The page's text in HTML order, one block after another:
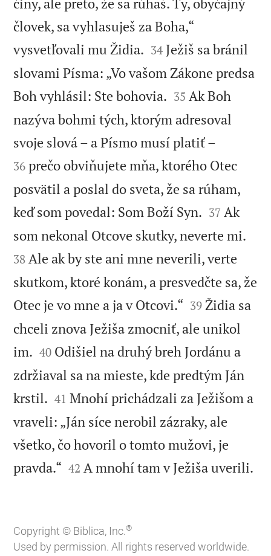
človek, sa vyhlasuješ za Boha,“
vysvetľovali mu Židia. 

34 Ježiš sa bránil
slovami Písma: „Vo vašom Zákone predsa
Boh vyhlásil: Ste bohovia. 

35 Ak Boh
nazýva bohmi tých, ktorým adresoval
svoje slová – a Písmo musí platiť –
36 prečo obviňujete mňa, ktorého Otec
posvätil a poslal do sveta, že sa rúham,
keď som povedal: Som Boží Syn. 

37 Ak
som nekonal Otcove skutky, neverte mi.
38 Ale ak by ste ani mne neverili, verte
skutkom, ktoré konám, a presvedčte sa, že
Otec je vo mne a ja v Otcovi.“ 

39 Židia sa
chceli znova Ježiša zmocniť, ale unikol
im. 

40 Odišiel na druhý breh Jordánu a
zdržiaval sa na mieste, kde predtým Ján
krstil. 

41 Mnohí prichádzali za Ježišom a
vraveli: „Ján síce nerobil zázraky, ale
všetko, čo hovoril o tomto mužovi, je
pravda.“ 

42 A mnohí tam v Ježiša uverili.
Copyright © Biblica, Inc.®
Used by permission. All rights reserved worldwide.